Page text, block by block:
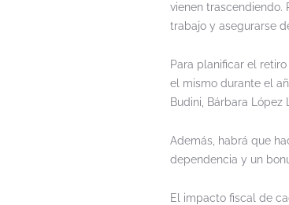
vienen trascendiendo.
trabajo y asegurarse
Para planificar el
el mismo durante el
Budini, Bárbara
Además, habrá que
dependencia y un
El impacto fiscal de